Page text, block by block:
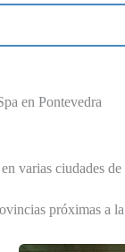
varias ciudades de
próximas a